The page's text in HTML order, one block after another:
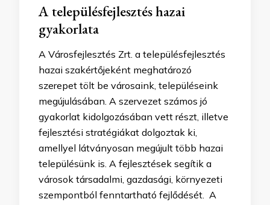
A településfejlesztés hazai
gyakorlata
A Városfejlesztés Zrt. a településfejlesztés
hazai szakértőjeként meghatározó
szerepet tölt be városaink, településeink
megújulásában. A szervezet számos jó
gyakorlat kidolgozásában vett részt, illetve
fejlesztési stratégiákat dolgoztak ki,
amellyel látványosan megújult több hazai
településünk is. A fejlesztések segítik a
városok társadalmi, gazdasági, környezeti
szempontból fenntartható fejlődését. A